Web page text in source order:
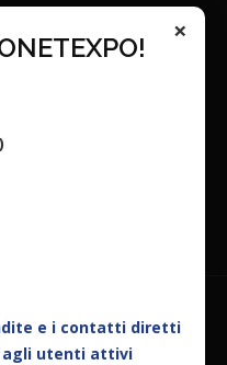
×
e i contatti diretti
agli utenti attivi